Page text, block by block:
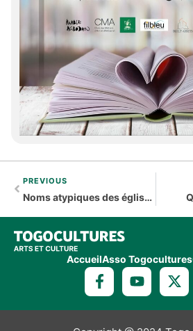
PREVIOUS
Noms atypiques des églises ou sectes chrétiennes du Togo !
AccueilAsso Togocultures